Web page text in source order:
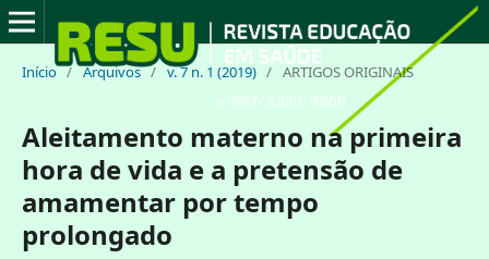
Início / Arquivos / v. 7 n. 1 (2019) / ARTIGOS ORIGINAIS
Aleitamento materno na primeira
hora de vida e a pretensão de
amamentar por tempo
prolongado